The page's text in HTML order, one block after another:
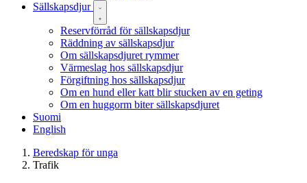
Sällskapsdjur
Reservförråd för sällskapsdjur
Räddning av sällskapsdjur
Om sällskapsdjuret rymmer
Värmeslag hos sällskapsdjur
Förgiftning hos sällskapsdjur
Om en hund eller katt blir stucken av en geting
Om en huggorm biter sällskapsdjuret
Suomi
English
Beredskap för unga
Trafik